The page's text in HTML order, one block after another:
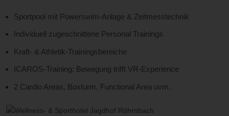
Sportpool mit Powerswim-Anlage & Zeitmesstechnik
Individuell zugeschnittene Personal Trainings
Kraft- & Athletik-Trainingsbereiche
ICAROS-Training: Bewegung trifft VR-Experience
2 Cardio Areas, Boxturm, Functional Area uvm.